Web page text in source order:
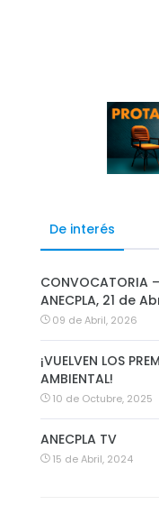
De interés
ANECPLA, 21 de
09 de Abril, 2026
¡VUELVEN LOS
AMBIENTAL!
10 de Octubre, 2025
ANECPLA TV
15 de Abril, 2024